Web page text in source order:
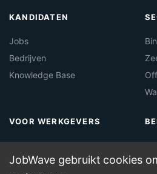
JobWave gebruikt cookies
KANDIDATEN
Jobs
Bedrijven
Knowledge Base
VOOR WERKGEVERS
Over Jobwave
Maritieme Vacaturebank